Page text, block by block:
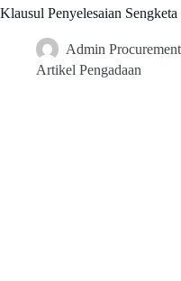
Klausul Penyelesaian
Admin Procurement
Artikel Pengadaan